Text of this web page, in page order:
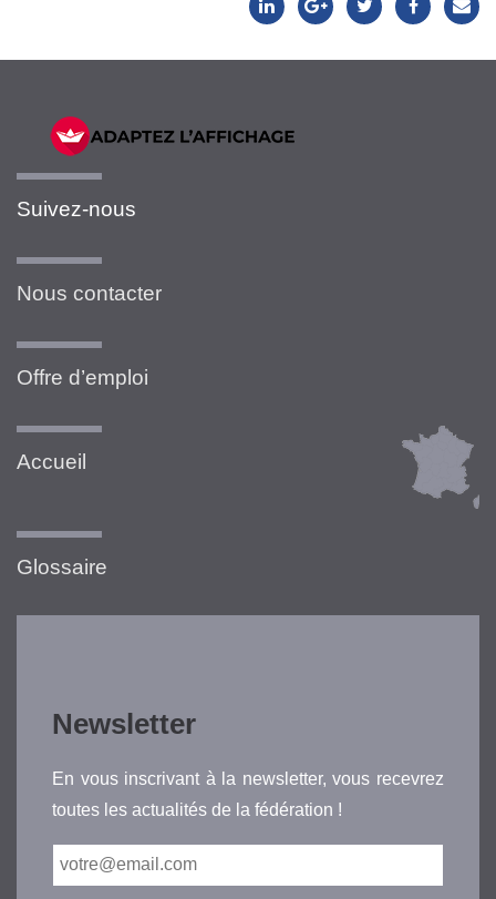
Suivez-nous
Nous contacter
Offre d’emploi
Accueil
Glossaire
Newsletter
En vous inscrivant à la newsletter, vous recevrez
toutes les actualités de la fédération !